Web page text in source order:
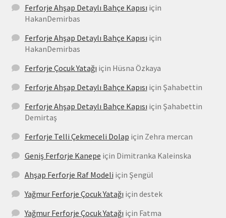
Ferforje Ahşap Detaylı Bahçe Kapısı için
HakanDemirbas
Ferforje Ahşap Detaylı Bahçe Kapısı için
HakanDemirbas
Ferforje Çocuk Yatağı için Hüsna Özkaya
Ferforje Ahşap Detaylı Bahçe Kapısı için Şahabettin
Ferforje Ahşap Detaylı Bahçe Kapısı için Şahabettin
Demirtaş
Ferforje Telli Çekmeceli Dolap için Zehra mercan
Geniş Ferforje Kanepe için Dimitranka Kaleinska
Ahşap Ferforje Raf Modeli için Şengül
Yağmur Ferforje Çocuk Yatağı için destek
Yağmur Ferforje Çocuk Yatağı için Fatma